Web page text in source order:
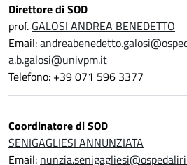
Direttore di SOD
prof. GALOSI ANDREA BENEDETTO
Email:
a.b.galosi@univpm.it
Telefono: +39 071 596 3377
Coordinatore di SOD
SENIGAGLIESI ANNUNZIATA
Email: